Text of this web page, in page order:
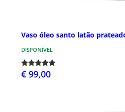
Vaso óleo santo latão
DISPONÍVEL
€ 99,00